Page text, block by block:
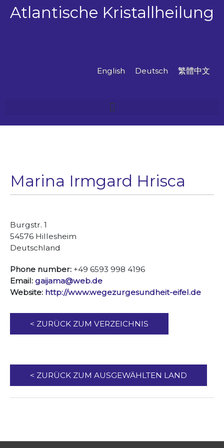
Zum
InhaltAtlantische Kristallheilung
English Deutsch 繁體中文
Marina Irmgard Hrisca
Burgstr. 1
54576 Hillesheim
Deutschland
Phone number: +49 6593 998 4196
Email: gaijama@web.de
Website: http://www.wegezurgesundheit-eifel.de
< ZURÜCK ZUM VERZEICHNIS
< ZURÜCK ZUM AUSGEWÄHLTEN LAND